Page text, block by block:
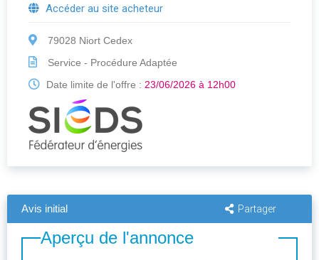
Accéder au site acheteur
79028 Niort Cedex
Service - Procédure Adaptée
Date limite de l'offre : 23/06/2026 à 12h00
Avis initial Partager
Aperçu de l'annonce